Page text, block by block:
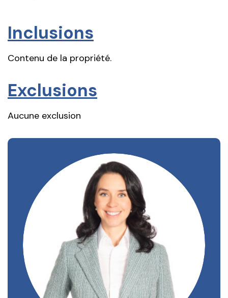
Inclusions
Contenu de la propriété.
Exclusions
Aucune exclusion